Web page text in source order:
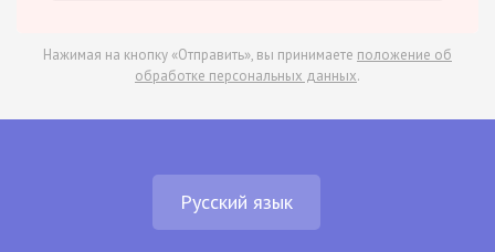
Нажимая на кнопку «Отправить», вы принимаете положение об
обработке персональных данных.
Русский язык